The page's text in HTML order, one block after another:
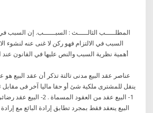
المطلـــــب الثالـــــث : السبــــــب. إن السبب
السبب في الالتزام فهو ركن لا غنى عنه لنشوء
أهمية نظرية السبب والنص عليها في القانون عند
عناصر عقد البيع مدنى تالتة تذكر أن عقد البيع هو
ينقل للمشترى ملكية شئ أو حقا ماليا آخر فى
البيع ينعقد فقط بمجرد تطابق إرادة البائع مع